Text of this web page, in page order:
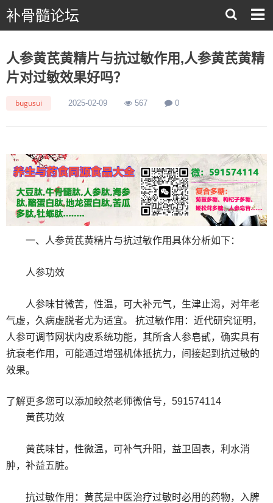
补骨髓论坛
人参黄芪黄精片与抗过敏作用,人参黄芪黄精
片对过敏效果好吗？
bugusui 2025-02-09 567 0
一、人参黄芪黄精片与抗过敏作用具体分析如下：
人参功效
人参味甘微苦，性温，可大补元气，生津止渴，对年老
气虚，久病虚脱者尤为适宜。 抗过敏作用：近代研究证明，
人参可调节网状内皮系统功能，其所含人参皂甙，确实具有
抗衰老作用，可能通过增强机体抵抗力，间接起到抗过敏的
效果。
了解更多您可以添加皎然老师微信号，591574114
黄芪功效
黄芪味甘，性微温，可补气升阳，益卫固表，利水消
肿，补益五脏。
抗过敏作用：黄芪是中医治疗过敏时必用的药物，入脾